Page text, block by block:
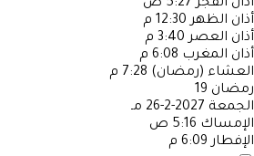
أذان الفجر 5:27 ص
أذان الظهر 12:30 م
أذان العصر 3:40 م
أذان المغرب 6:08 م
العشاء (رمضان) 7:28 م
رمضان 19
الجمعة 2027-2-26 مـ
الإمساك 5:16 ص
الإفطار 6:09 م